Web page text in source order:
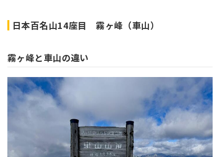
日本百名山14座目 霧ヶ峰（車山）
霧ヶ峰と車山の違い